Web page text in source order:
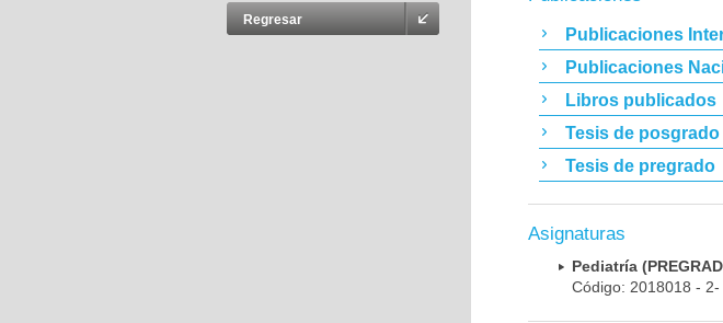
Regresar
Publicaciones
Publicaciones
Libros publicados
Tesis de posgrado
Tesis de pregrado
Asignaturas
Pediatría
Código: 2018018 - 2-